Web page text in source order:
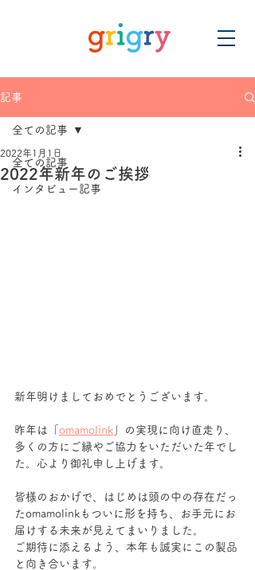
記事
全ての記事
インタビュー記事
全ての記事
2022年新年のご挨拶
2022年1月1日
新年明けましておめでとうございます。
昨年は「 omamolink 」の実現に向け直走り、
多くの方にご縁やご協力をいただいた年でし
た。心より御礼申し上げます。
皆様のおかげで、はじめは頭の中の存在だっ
たomamolinkもついに形を持ち、お手元にお
届けする未来が見えてまいりました。
ご期待に添えるよう、本年も誠実にこの製品
と向き合います。